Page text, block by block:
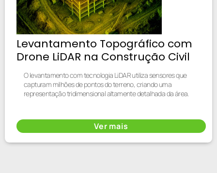
Levantamento Topográfico com
Drone LiDAR na Construção Civil
O levantamento com tecnologia LiDAR utiliza sensores que
capturam milhões de pontos do terreno, criando uma
representação tridimensional altamente detalhada da área.
Ver mais